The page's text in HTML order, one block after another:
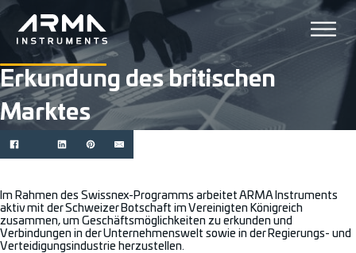
Erkundung des britischen
Marktes
Im Rahmen des Swissnex-Programms arbeitet ARMA Instruments
aktiv mit der Schweizer Botschaft im Vereinigten Königreich
zusammen, um Geschäftsmöglichkeiten zu erkunden und
Verbindungen in der Unternehmenswelt sowie in der Regierungs- und
Verteidigungsindustrie herzustellen.